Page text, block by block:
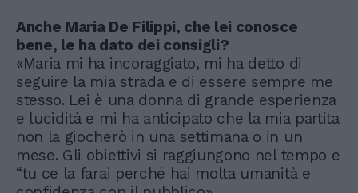
Anche Maria De Filippi, che lei conosce
bene, le ha dato dei consigli?
«Maria mi ha incoraggiato, mi ha detto di
seguire la mia strada e di essere sempre me
stesso. Lei è una donna di grande esperienza
e lucidità e mi ha anticipato che la mia partita
non la giocherò in una settimana o in un
mese. Gli obiettivi si raggiungono nel tempo e
“tu ce la farai perché hai molta umanità e